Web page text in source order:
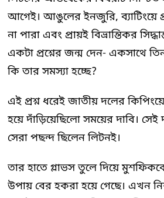
আগেই। আঙুলের ইনজুরি, ব্যাটিংয়ে
না পারা এবং প্রায়ই বিভ্রান্তিকর
একটা প্রশ্নের জন্ম দেন- একসাথে
কি তার সমস্যা হচ্ছে?
এই প্রশ্ন ধরেই জাতীয় দলের
হয়ে দাঁড়িয়েছিলো সময়ের দাবি। সেই
সেরা পছন্দ ছিলেন লিটনই।
তার হাতে গ্লাভস তুলে দিয়ে
উপায় বের হকরা হয়ে গেছে। এখন